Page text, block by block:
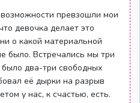
превзошли мои
девочка делает это
о какой материальной
было. Встречались мы три
два-три свободных
её дырки на разрыв
у нас, к счастью, есть.